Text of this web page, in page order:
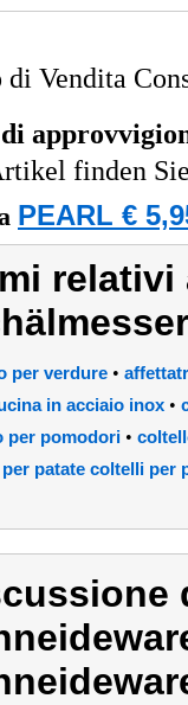
di Vendita
finden
PEARL €
relativi
per verdure •
in acciaio inox•
per pomodori•
patate coltelli per